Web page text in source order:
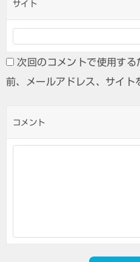
サイト
次回のコメントで使用す
前、メールアドレス、サイト
コメント